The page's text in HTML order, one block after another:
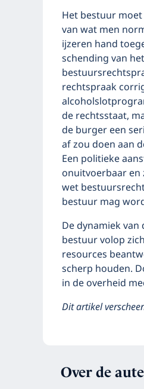
Het bestuur
van wat men
ijzeren hand
schending van
rechtspraak
de rechtsstaat,
de burger een
af zou doen aan
Een politieke
onuitvoerbaar en
wet
bestuur mag
De dynamiek
bestuur volop
resources
scherp houden.
in de overheid
Dit artikel
Over de